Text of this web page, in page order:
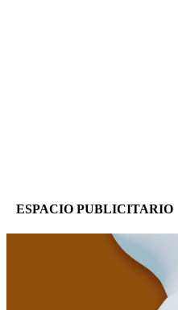
ESPACIO PUBLICITARIO